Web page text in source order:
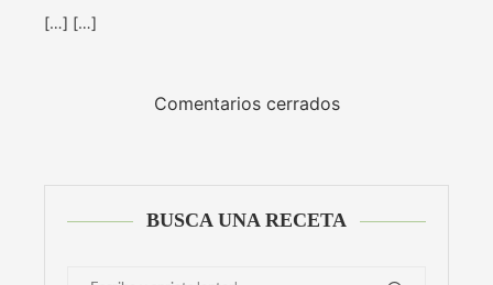
[…] […]
Comentarios cerrados
BUSCA UNA RECETA